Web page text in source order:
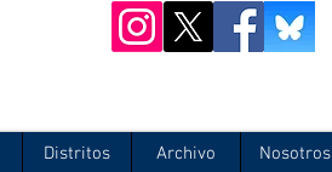
Distritos Archivo Nosotros